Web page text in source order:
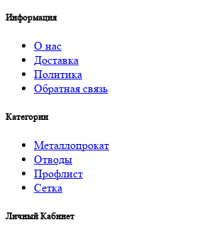
Информация
О нас
Доставка
Политика
Обратная связь
Категории
Металлопрокат
Отводы
Профлист
Сетка
Личный Кабинет